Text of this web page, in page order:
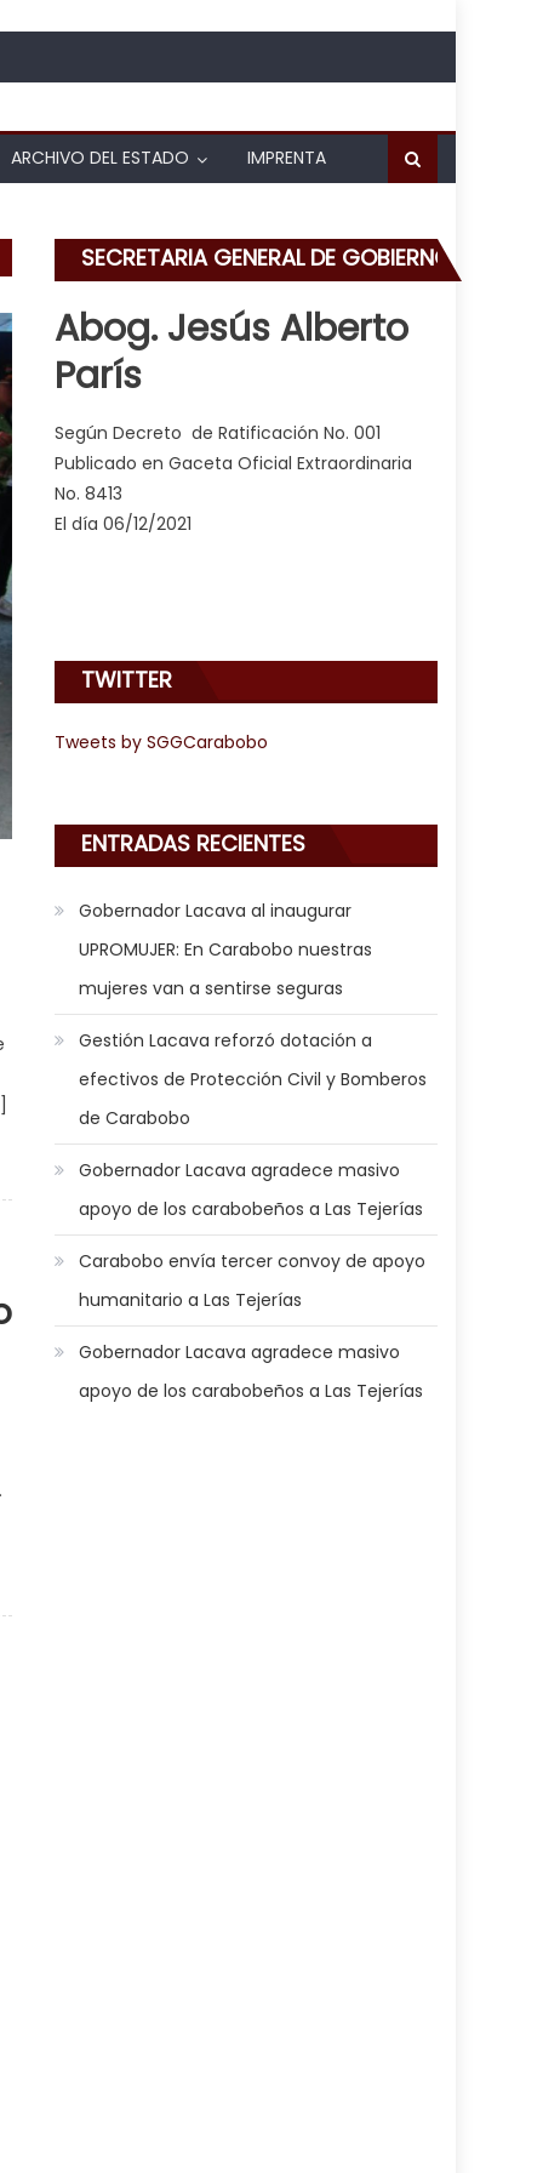
ARCHIVO DEL ESTADO IMPRENTA
agradece masivo apoyo de los carabobeños a Las Tejerías
SECRETARIA GENERAL DE GOBIERNO
Abog. Jesús Alberto
París
Según Decreto de Ratificación No. 001
Publicado en Gaceta Oficial Extraordinaria
No. 8413
El día 06/12/2021
TWITTER
Tweets by SGGCarabobo
ENTRADAS RECIENTES
Gobernador Lacava al inaugurar
UPROMUJER: En Carabobo nuestras
mujeres van a sentirse seguras
Gestión Lacava reforzó dotación a
efectivos de Protección Civil y Bomberos
de Carabobo
Gobernador Lacava agradece masivo
apoyo de los carabobeños a Las Tejerías
Carabobo envía tercer convoy de apoyo
humanitario a Las Tejerías
Gobernador Lacava agradece masivo
apoyo de los carabobeños a Las Tejerías